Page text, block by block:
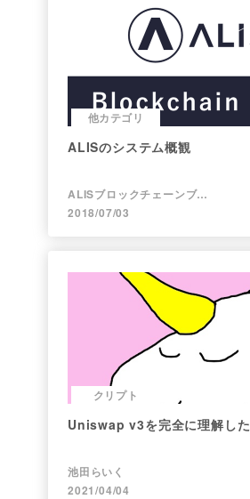
他カテゴリ
ALISのシステム概観
ALISブロックチェーンブログ
2018/07/03
クリプト
Uniswap v3を完全に理解した
池田らいく
2021/04/04